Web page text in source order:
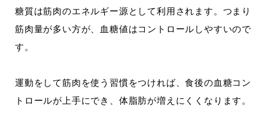
糖質は筋肉のエネルギー源として利用されます。つまり
筋肉量が多い方が、血糖値はコントロールしやすいので
す。
運動をして筋肉を使う習慣をつければ、食後の血糖コン
トロールが上手にでき、体脂肪が増えにくくなります。